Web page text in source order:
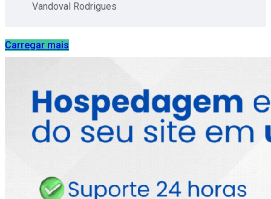
Vandoval Rodrigues
Carregar mais